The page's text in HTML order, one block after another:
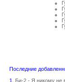
Последние
1.
Би-2 - Я никому не